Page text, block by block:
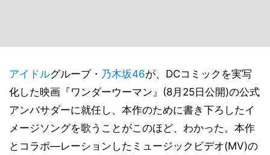
アイドルグループ・ 乃木坂46が、DCコミックを実写
化した映画『ワンダーウーマン』(8月25日公開)の公式
アンバサダーに就任し、本作のために書き下ろしたイ
メージソングを歌うことがこのほど、わかった。本作
とコラボ―レーションしたミュージックビデオ(MV)の